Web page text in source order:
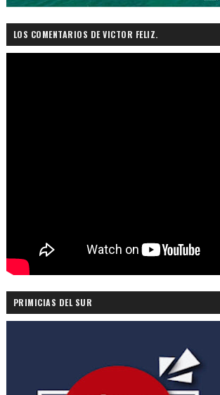
LOS COMENTARIOS DE VICTOR FELIZ.
PRIMICIAS DEL SUR